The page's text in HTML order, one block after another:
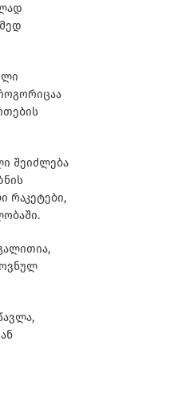
შეიძლება
რაკეტები,